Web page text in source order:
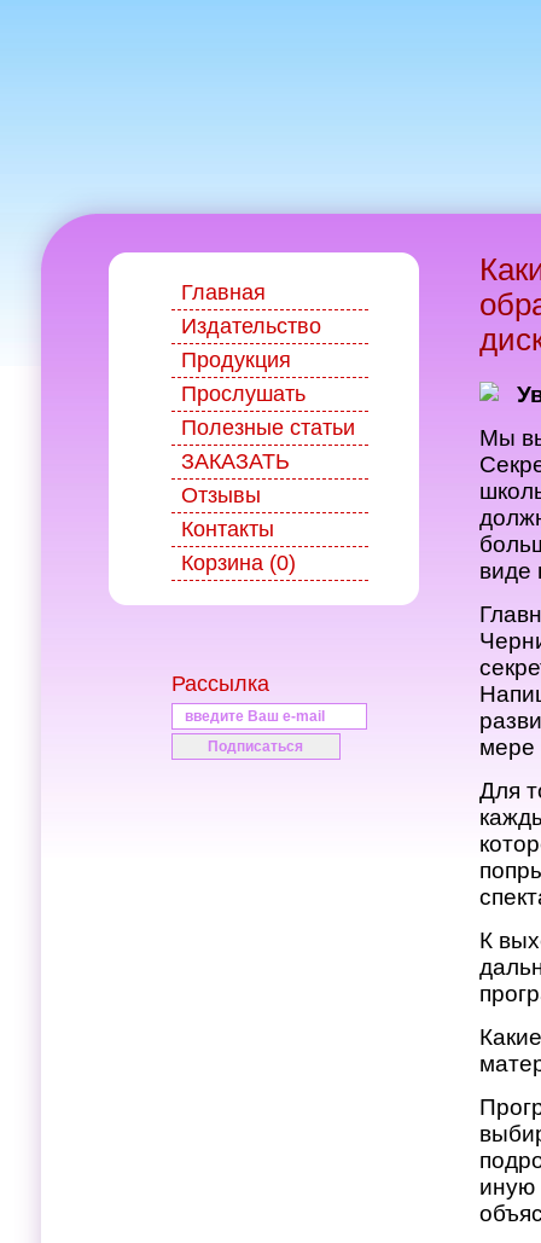
Главная
Издательство
Продукция
Прослушать
Полезные статьи
ЗАКАЗАТЬ
Отзывы
Контакты
Корзина (0)
Рассылка
Мы
виде
мере
Для
К
иную